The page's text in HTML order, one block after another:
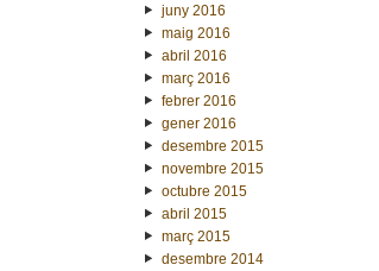
juny 2016
maig 2016
abril 2016
març 2016
febrer 2016
gener 2016
desembre 2015
novembre 2015
octubre 2015
abril 2015
març 2015
desembre 2014